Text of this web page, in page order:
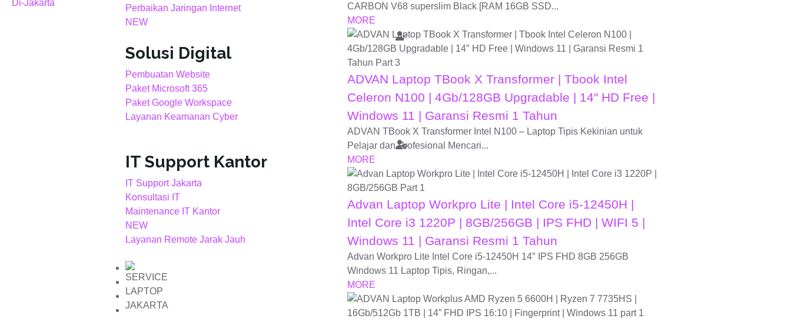
Perbaikan Jaringan Internet
NEW
Solusi Digital
Pembuatan Website
Paket Microsoft 365
Paket Google Workspace
Layanan Keamanan Cyber
IT Support Kantor
IT Support Jakarta
Konsultasi IT
Maintenance IT Kantor
NEW
Layanan Remote Jarak Jauh
Portofolio Projek
Shop
Blog
Tentang Kami
CARBON V68 superslim Black [RAM 16GB SSD...
MORE
ADVAN Laptop TBook X Transformer | Tbook Intel
Celeron N100 | 4Gb/128GB Upgradable | 14" HD Free |
Windows 11 | Garansi Resmi 1 Tahun
ADVAN TBook X Transformer Intel N100 – Laptop Tipis Kekinian untuk
Pelajar dan Profesional Mencari...
MORE
Advan Laptop Workpro Lite | Intel Core i5-12450H |
Intel Core i3 1220P | 8GB/256GB | IPS FHD | WIFI 5 |
Windows 11 | Garansi Resmi 1 Tahun
Advan Workpro Lite Intel Core i5-12450H 14″ IPS FHD 8GB 256GB
Windows 11 Laptop Tipis, Ringan,...
MORE